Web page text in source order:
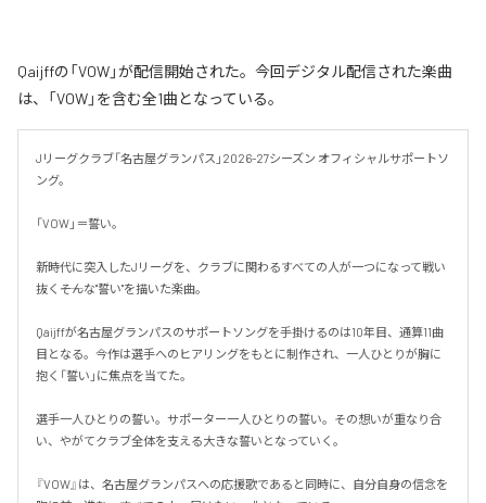
Qaijffの「VOW」が配信開始された。今回デジタル配信された楽曲
は、「VOW」を含む全1曲となっている。
Jリーグクラブ「名古屋グランパス」2026-27シーズン オフィシャルサポートソ
ング。
「VOW」＝誓い。
新時代に突入したJリーグを、クラブに関わるすべての人が一つになって戦い
抜く――そんな"誓い"を描いた楽曲。
Qaijffが名古屋グランパスのサポートソングを手掛けるのは10年目、通算11曲
目となる。今作は選手へのヒアリングをもとに制作され、一人ひとりが胸に
抱く「誓い」に焦点を当てた。
選手一人ひとりの誓い。サポーター一人ひとりの誓い。その想いが重なり合
い、やがてクラブ全体を支える大きな誓いとなっていく。
『VOW』は、名古屋グランパスへの応援歌であると同時に、自分自身の信念を